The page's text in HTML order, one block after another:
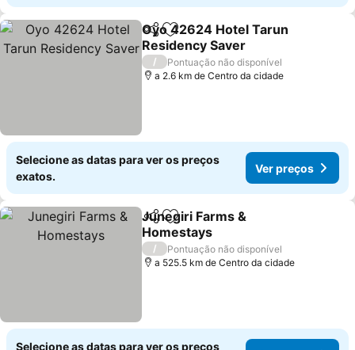
PartilharAdicionar aos favoritos
Oyo 42624 Hotel Tarun
Residency Saver
Ver preços
/
Pontuação não disponível
a 2.6 km de Centro da cidade
Selecione as datas para ver os preços
exatos.
Ver preços
PartilharAdicionar aos favoritos
Junegiri Farms &
Homestays
Ver preços
/
Pontuação não disponível
a 525.5 km de Centro da cidade
Selecione as datas para ver os preços